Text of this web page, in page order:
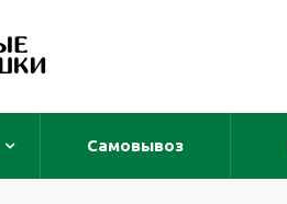
Самовывоз